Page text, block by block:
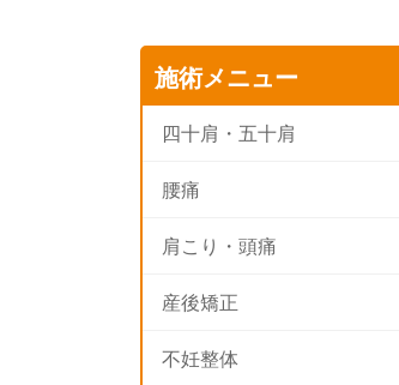
施術メニュー
四十肩・五十肩
腰痛
肩こり・頭痛
産後矯正
不妊整体